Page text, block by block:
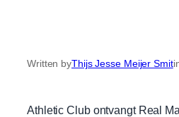
Written byThijs Jesse Meijer Smit
Athletic Club ontvangt Real